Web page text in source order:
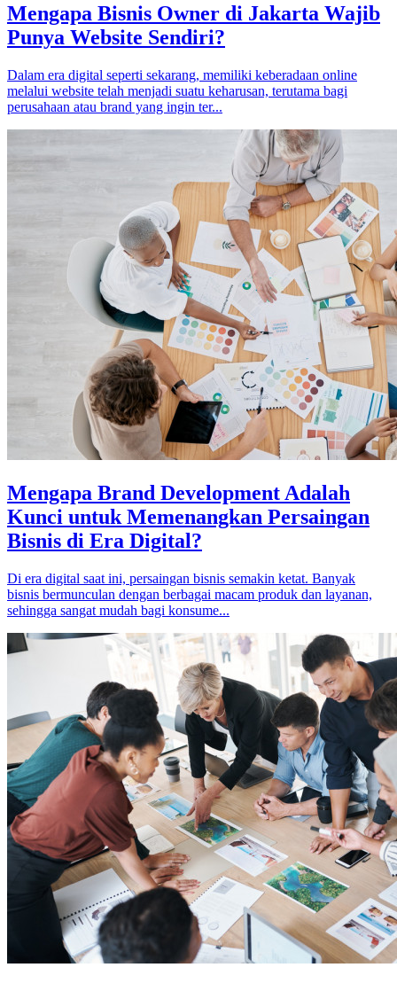
Mengapa Bisnis Owner di Jakarta Wajib
Punya Website Sendiri?
Dalam era digital seperti sekarang, memiliki keberadaan online
melalui website telah menjadi suatu keharusan, terutama bagi
perusahaan atau brand yang ingin ter...
Mengapa Brand Development Adalah
Kunci untuk Memenangkan Persaingan
Bisnis di Era Digital?
Di era digital saat ini, persaingan bisnis semakin ketat. Banyak
bisnis bermunculan dengan berbagai macam produk dan layanan,
sehingga sangat mudah bagi konsume...